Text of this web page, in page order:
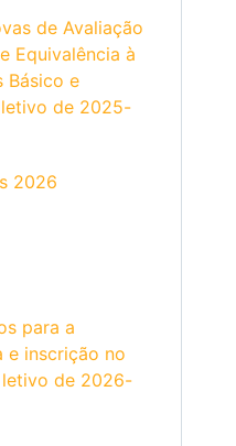
de Avaliação
Equivalência à
Básico e
de 2025-
2026
para a
e inscrição no
letivo de 2026-